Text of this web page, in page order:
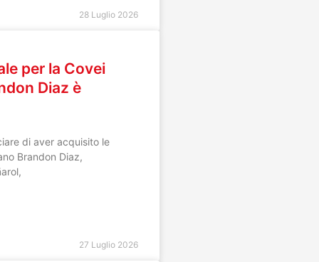
28 Luglio 2026
per la Covei
Diaz è
di aver acquisito le
Brandon Diaz,
27 Luglio 2026